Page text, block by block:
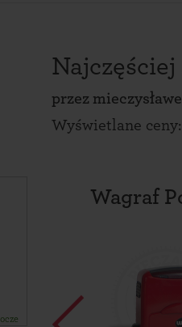
przez
Wyświetlane ceny:
Wagraf